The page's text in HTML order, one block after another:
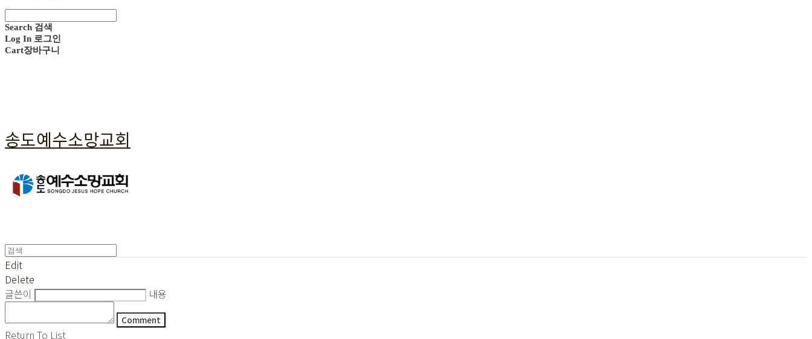
Search 검색
Log In 로그인
Cart장바구니
송도예수소망교회
Edit
Delete
글쓴이
내용
Comment
Return To List